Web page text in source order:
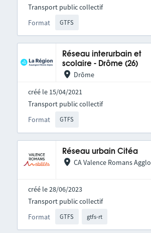
Format GTFS
Transport public collectif
Réseau interurbain et
scolaire - Drôme (26)
Drôme
créé le 15/04/2021
Format GTFS
Transport public collectif
Réseau urbain Citéa
CA Valence Romans Agglo
créé le 28/06/2023
Format GTFS gtfs-rt
Transport public collectif